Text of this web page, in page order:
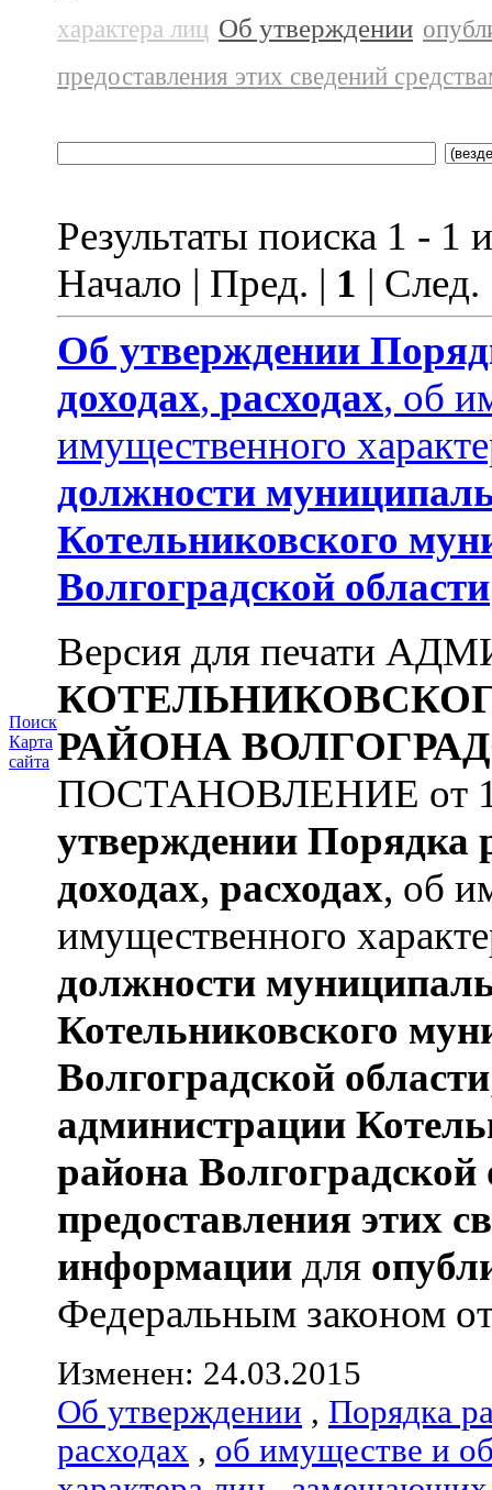
Поиск
Карта
сайта
характера лиц Об утверждении
предоставления этих сведений
Результаты поиска 1 - 1
Начало | Пред. | 1 |
Об утверждении
доходах, расходах, об
имущественного
должности
Котельниковского
Волгоградской области
Версия для печати
РАЙОНА
ПОСТАНОВЛЕНИЕ от
утверждении Порядка
доходах, расходах, об
имущественного
должности
Котельниковского
Волгоградской области
администрации
района Волгоградской
предоставления этих
информации для
Федеральным законом
Изменен: 24.03.2015
Об утверждении , Порядка
расходах , об имуществе и